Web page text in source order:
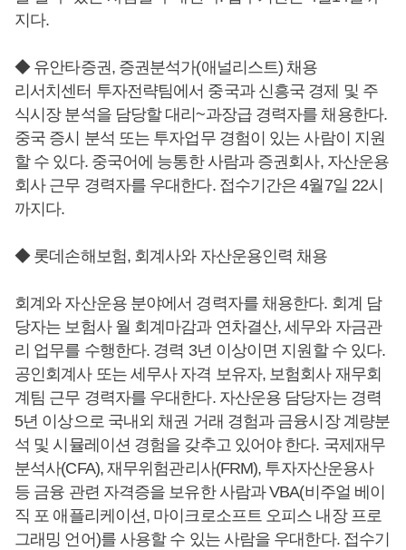
지다.
◆ 유안타증권, 증권분석가(애널리스트) 채용
리서치센터 투자전략팀에서 중국과 신흥국 경제 및 주
식시장 분석을 담당할 대리~과장급 경력자를 채용한다.
중국 증시 분석 또는 투자업무 경험이 있는 사람이 지원
할 수 있다. 중국어에 능통한 사람과 증권회사, 자산운용
회사 근무 경력자를 우대한다. 접수기간은 4월7일 22시
까지다.
◆ 롯데손해보험, 회계사와 자산운용인력 채용
회계와 자산운용 분야에서 경력자를 채용한다. 회계 담
당자는 보험사 월 회계마감과 연차결산, 세무와 자금관
리 업무를 수행한다. 경력 3년 이상이면 지원할 수 있다.
공인회계사 또는 세무사 자격 보유자, 보험회사 재무회
계팀 근무 경력자를 우대한다. 자산운용 담당자는 경력
5년 이상으로 국내외 채권 거래 경험과 금융시장 계량분
석 및 시뮬레이션 경험을 갖추고 있어야 한다. 국제재무
분석사(CFA), 재무위험관리사(FRM), 투자자산운용사
등 금융 관련 자격증을 보유한 사람과 VBA(비주얼 베이
직 포 애플리케이션, 마이크로소프트 오피스 내장 프로
그래밍 언어)를 사용할 수 있는 사람을 우대한다. 접수기